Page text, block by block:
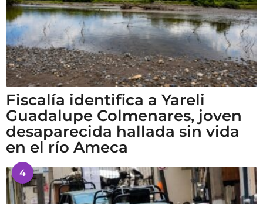
Fiscalía identifica a Yareli
Guadalupe Colmenares, joven
desaparecida hallada sin vida
en el río Ameca
4